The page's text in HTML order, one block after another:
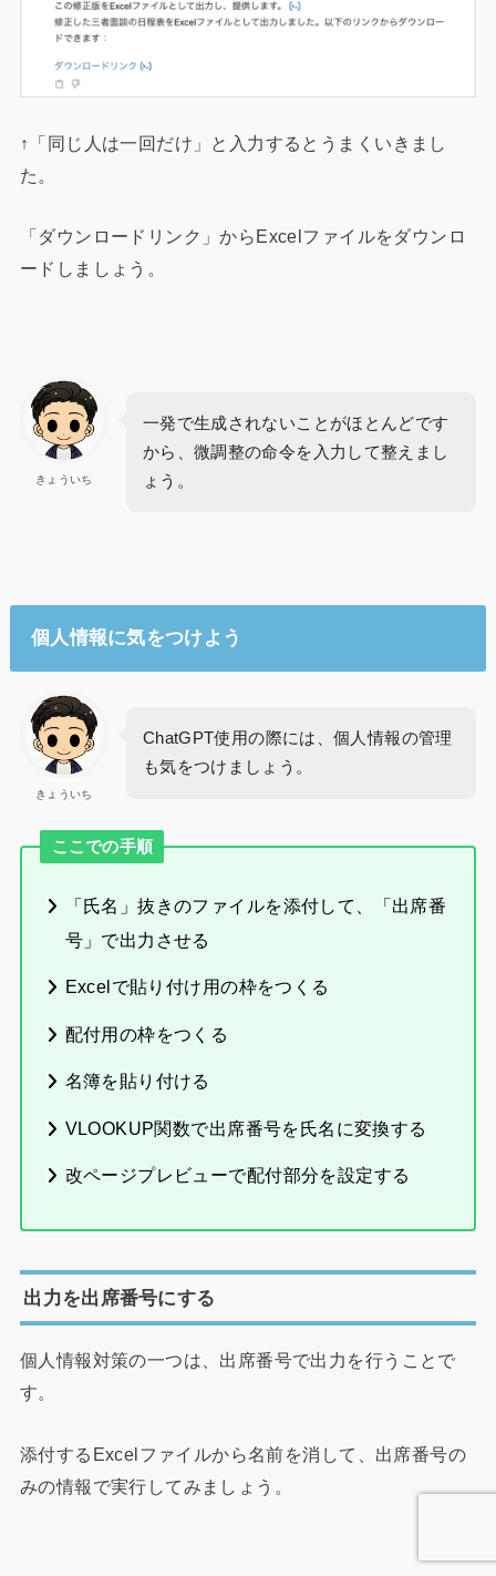
↑「同じ人は一回だけ」と入力するとうまくいきまし
た。
「ダウンロードリンク」からExcelファイルをダウンロ
ードしましょう。
きょういち
一発で生成されないことがほとんどです
から、微調整の命令を入力して整えまし
ょう。
個人情報に気をつけよう
きょういち
ChatGPT使用の際には、個人情報の管理
も気をつけましょう。
ここでの手順
「氏名」抜きのファイルを添付して、「出席番
号」で出力させる
Excelで貼り付け用の枠をつくる
配付用の枠をつくる
名簿を貼り付ける
VLOOKUP関数で出席番号を氏名に変換する
改ページプレビューで配付部分を設定する
出力を出席番号にする
個人情報対策の一つは、出席番号で出力を行うことで
す。
添付するExcelファイルから名前を消して、出席番号の
みの情報で実行してみましょう。